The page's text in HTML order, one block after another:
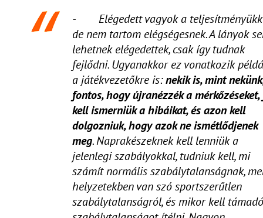
- Elégedett vagyok a
de nem tartom elégségesnek. A lányok
lehetnek elégedettek, csak így tudnak
fejlődni. Ugyanakkor ez vonatkozik
a játékvezetőkre is:nekik is, mint
fontos, hogy újranézzék a
kell ismerniük a hibáikat, és azon kell
dolgozniuk, hogy azok ne ismétlődjenek
meg. Naprakészeknek kell lenniük a
jelenlegi szabályokkal, tudniuk kell, mi
számít normális szabálytalanságnak,
helyzetekben van szó sportszerűtlen
szabálytalanságról, és mikor kell támadó